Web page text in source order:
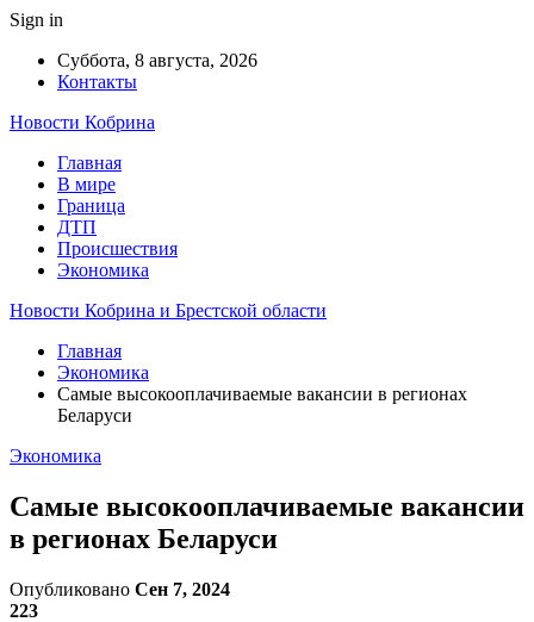
Sign in
Суббота, 8 августа, 2026
Контакты
Новости Кобрина
Главная
В мире
Граница
ДТП
Происшествия
Экономика
Новости Кобрина и Брестской области
Главная
Экономика
Самые высокооплачиваемые вакансии в регионах
Беларуси
Экономика
Самые высокооплачиваемые вакансии
в регионах Беларуси
Опубликовано Сен 7, 2024
223